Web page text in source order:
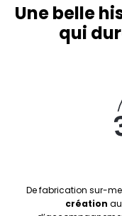
Une belle
qui
De fabrication sur-
création